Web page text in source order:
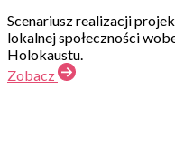
Scenariusz realizacji
lokalnej społeczności
Holokaustu.
Zobacz